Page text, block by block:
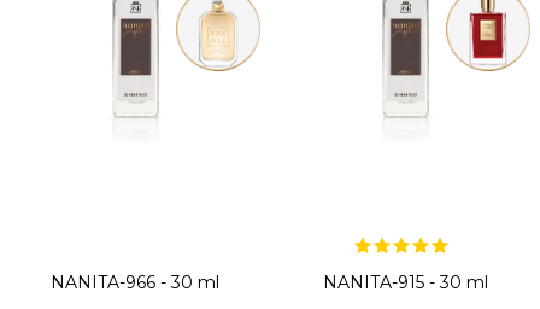
NANITA-966 - 30 ml NANITA-915 - 30 ml